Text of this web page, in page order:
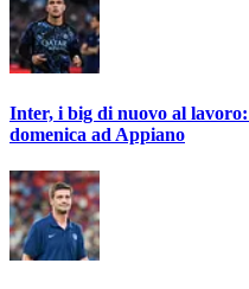
Inter, i big di nuovo al
domenica ad Appiano